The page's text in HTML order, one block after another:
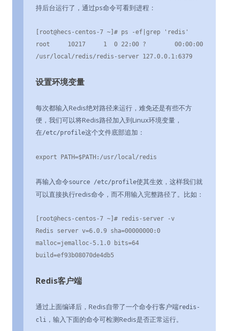
持后台运行了，通过ps命令可看到进程：
[root@hecs-centos-7 ~]# ps -ef|grep 'redis'
root     10217     1  0 22:00 ?        00:00:00
/usr/local/redis/redis-server 127.0.0.1:6379
设置环境变量
每次都输入Redis绝对路径来运行，难免还是有些不方
便，我们可以将Redis路径加入到Linux环境变量，
在/etc/profile这个文件底部追加：
export PATH=$PATH:/usr/local/redis
再输入命令source /etc/profile使其生效，这样我们就
可以直接执行redis命令，而不用输入完整路径了。比如：
[root@hecs-centos-7 ~]# redis-server -v
Redis server v=6.0.9 sha=00000000:0
malloc=jemalloc-5.1.0 bits=64
build=ef93b08070de4db5
Redis客户端
通过上面编译后，Redis自带了一个命令行客户端redis-
cli ，输入下面的命令可检测Redis是否正常运行。